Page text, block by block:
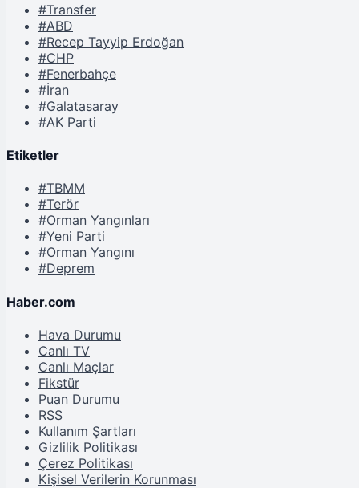
#Transfer
#ABD
#Recep Tayyip Erdoğan
#CHP
#Fenerbahçe
#İran
#Galatasaray
#AK Parti
Etiketler
#TBMM
#Terör
#Orman Yangınları
#Yeni Parti
#Orman Yangını
#Deprem
Haber.com
Hava Durumu
Canlı TV
Canlı Maçlar
Fikstür
Puan Durumu
RSS
Kullanım Şartları
Gizlilik Politikası
Çerez Politikası
Kişisel Verilerin Korunması